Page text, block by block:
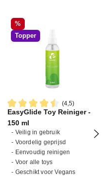
van 5 sterren
Korting
%
Topper
(4,5)
Gemiddelde waardering van
EasyGlide Toy Reiniger -
150 ml
- Veilig in gebruik
- Voordelig geprijsd
- Eenvoudig reinigen
- Voor alle toys
- Geschikt voor Vegans